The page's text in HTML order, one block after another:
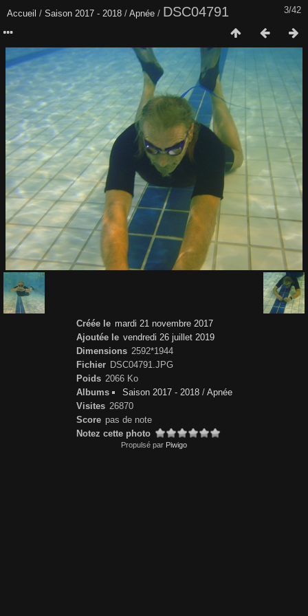
3/42
Accueil / Saison 2017 - 2018 / Apnée / DSC04791
Créée le mardi 21 novembre 2017
Ajoutée le vendredi 26 juillet 2019
Dimensions 2592*1944
Fichier DSC04791.JPG
Poids 2066 Ko
Albums
Saison 2017 - 2018 / Apnée
Visites 26870
Score pas de note
Notez cette photo
Propulsé par Piwigo